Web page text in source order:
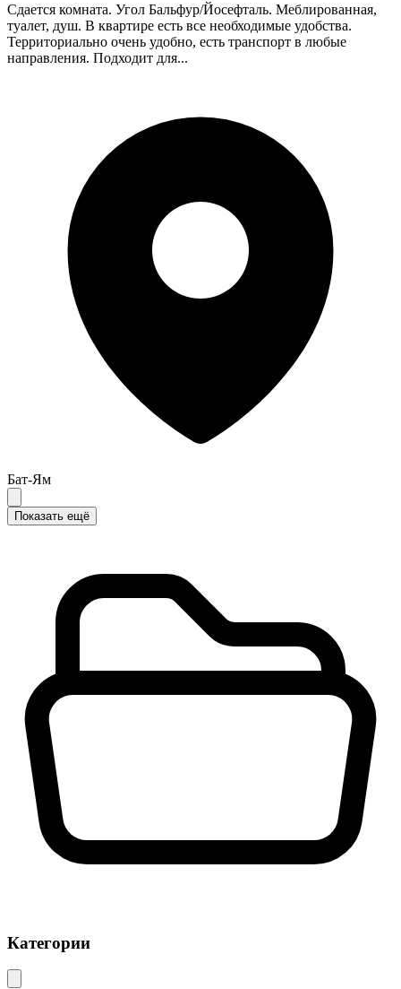
Сдается комната. Угол Бальфур/Йосефталь. Меблированная,
туалет, душ. В квартире есть все необходимые удобства.
Территориально очень удобно, есть транспорт в любые
направления. Подходит для...
Бат-Ям
Показать ещё
Категории